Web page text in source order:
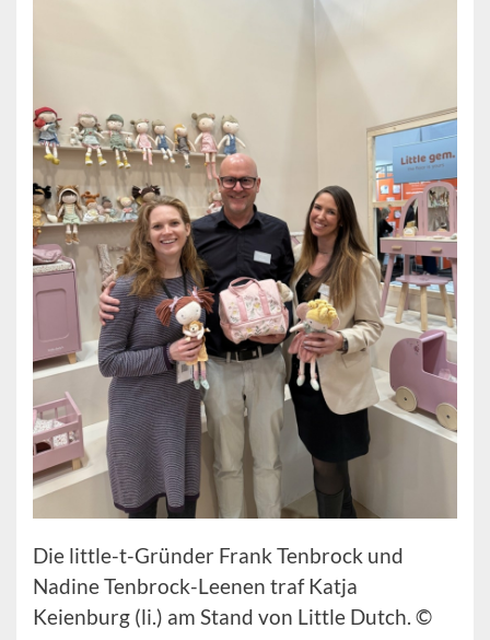
Die little-t-Gründer Frank Tenbrock und
Nadine Tenbrock-Leenen traf Katja
Keienburg (li.) am Stand von Little Dutch. ©